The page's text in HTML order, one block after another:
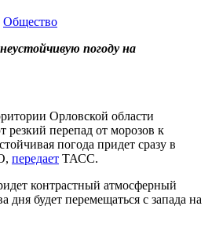
Общество
погоду на
Орловской области
резкий перепад от морозов к
погода придет сразу в
передает ТАСС.
контрастный атмосферный
дня будет перемещаться с запада на